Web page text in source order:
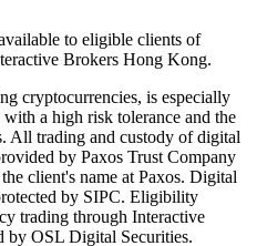
to eligible clients of
Brokers Hong Kong.
cryptocurrencies, is especially
a high risk tolerance and the
All trading and custody of digital
by Paxos Trust Company
client's name at Paxos. Digital
by SIPC. Eligibility
trading through Interactive
by OSL Digital Securities.